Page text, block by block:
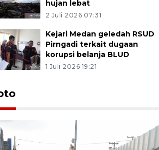
hujan lebat
2 Juli 2026 07:31
Kejari Medan geledah RSUD
Pirngadi terkait dugaan
korupsi belanja BLUD
1 Juli 2026 19:21